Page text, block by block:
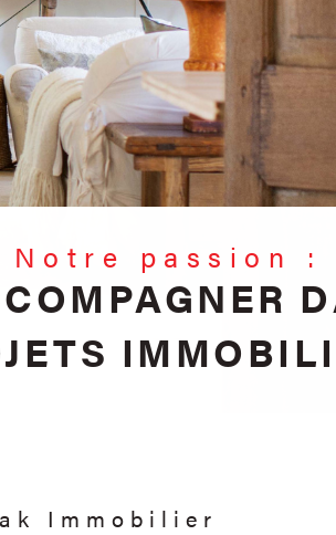
Notre passion :
Immobilier